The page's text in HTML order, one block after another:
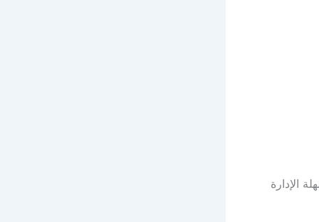
الإدارة